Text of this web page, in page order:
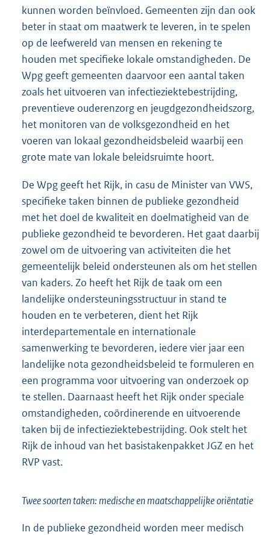
kunnen worden beïnvloed. Gemeenten zijn dan ook
beter in staat om maatwerk te leveren, in te spelen
op de leefwereld van mensen en rekening te
houden met specifieke lokale omstandigheden. De
Wpg geeft gemeenten daarvoor een aantal taken
zoals het uitvoeren van infectieziektebestrijding,
preventieve ouderenzorg en jeugdgezondheidszorg,
het monitoren van de volksgezondheid en het
voeren van lokaal gezondheidsbeleid waarbij een
grote mate van lokale beleidsruimte hoort.
De Wpg geeft het Rijk, in casu de Minister van VWS,
specifieke taken binnen de publieke gezondheid
met het doel de kwaliteit en doelmatigheid van de
publieke gezondheid te bevorderen. Het gaat daarbij
zowel om de uitvoering van activiteiten die het
gemeentelijk beleid ondersteunen als om het stellen
van kaders. Zo heeft het Rijk de taak om een
landelijke ondersteuningsstructuur in stand te
houden en te verbeteren, dient het Rijk
interdepartementale en internationale
samenwerking te bevorderen, iedere vier jaar een
landelijke nota gezondheidsbeleid te formuleren en
een programma voor uitvoering van onderzoek op
te stellen. Daarnaast heeft het Rijk onder speciale
omstandigheden, coördinerende en uitvoerende
taken bij de infectieziektebestrijding. Ook stelt het
Rijk de inhoud van het basistakenpakket JGZ en het
RVP vast.
Twee soorten taken: medische en maatschappelijke oriëntatie
In de publieke gezondheid worden meer medisch